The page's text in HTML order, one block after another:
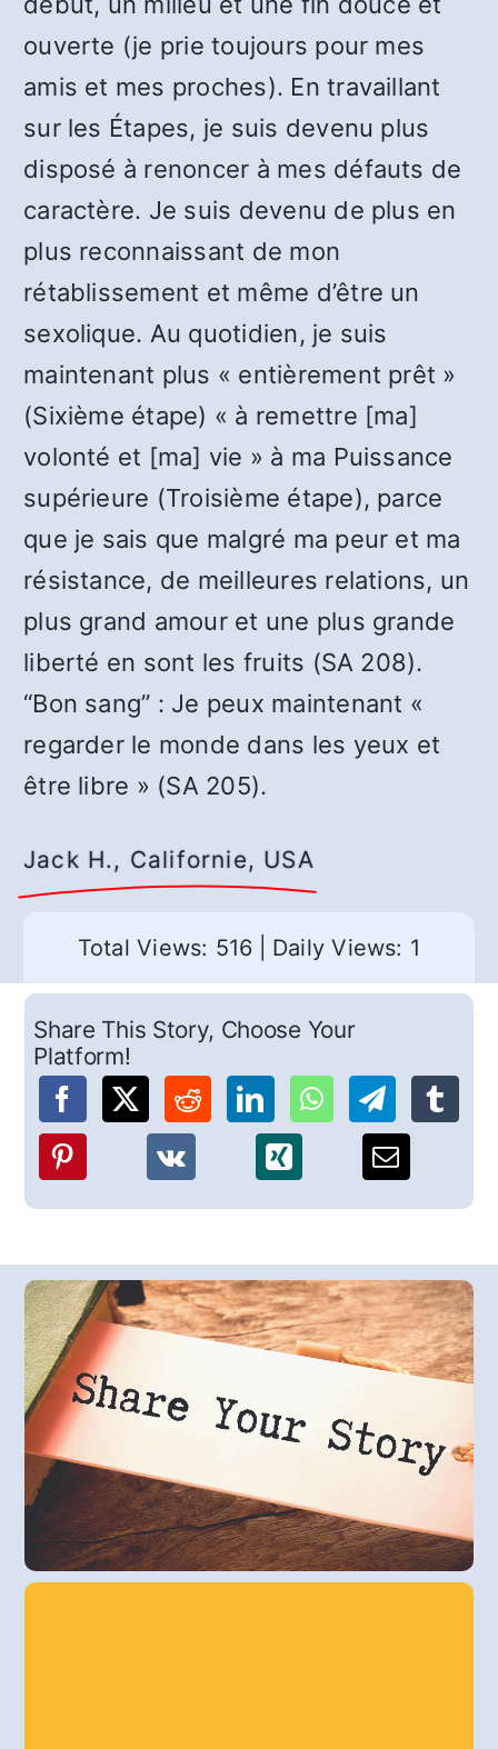
ouverte (je prie toujours pour mes
amis et mes proches). En travaillant
sur les Étapes, je suis devenu plus
disposé à renoncer à mes défauts de
caractère. Je suis devenu de plus en
plus reconnaissant de mon
rétablissement et même d’être un
sexolique. Au quotidien, je suis
maintenant plus « entièrement prêt »
(Sixième étape) « à remettre [ma]
volonté et [ma] vie » à ma Puissance
supérieure (Troisième étape), parce
que je sais que malgré ma peur et ma
résistance, de meilleures relations, un
plus grand amour et une plus grande
liberté en sont les fruits (SA 208).
“Bon sang” : Je peux maintenant «
regarder le monde dans les yeux et
être libre » (SA 205).
Jack H., Californie, USA
Total Views: 516 Daily Views: 1
Share This Story, Choose Your
Platform!